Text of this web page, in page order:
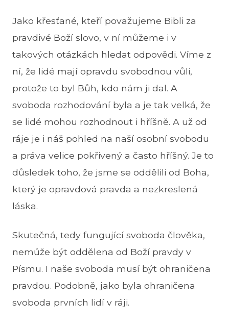
Jako křesťané, kteří považujeme Bibli za
pravdivé Boží slovo, v ní můžeme i v
takových otázkách hledat odpovědi. Víme z
ní, že lidé mají opravdu svobodnou vůli,
protože to byl Bůh, kdo nám ji dal. A
svoboda rozhodování byla a je tak velká, že
se lidé mohou rozhodnout i hříšně. A už od
ráje je i náš pohled na naší osobní svobodu
a práva velice pokřivený a často hříšný. Je to
důsledek toho, že jsme se oddělili od Boha,
který je opravdová pravda a nezkreslená
láska.
Skutečná, tedy fungující svoboda člověka,
nemůže být oddělena od Boží pravdy v
Písmu. I naše svoboda musí být ohraničena
pravdou. Podobně, jako byla ohraničena
svoboda prvních lidí v ráji.